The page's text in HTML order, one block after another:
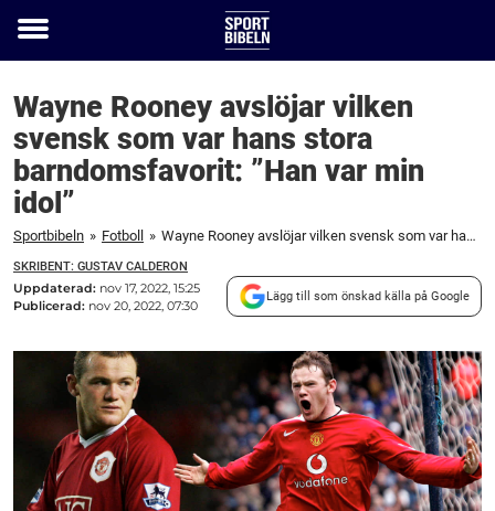
Toggle
Wayne Rooney avslöjar vilken
svensk som var hans stora
barndomsfavorit: ”Han var min
idol”
Sportbibeln » Fotboll » Wayne Rooney avslöjar vilken svensk som var hans stora barndomsfavorit: "Han var min idol"
SKRIBENT: GUSTAV CALDERON
Uppdaterad: nov 17, 2022, 15:25
Publicerad: nov 20, 2022, 07:30
Lägg till som önskad källa på Google